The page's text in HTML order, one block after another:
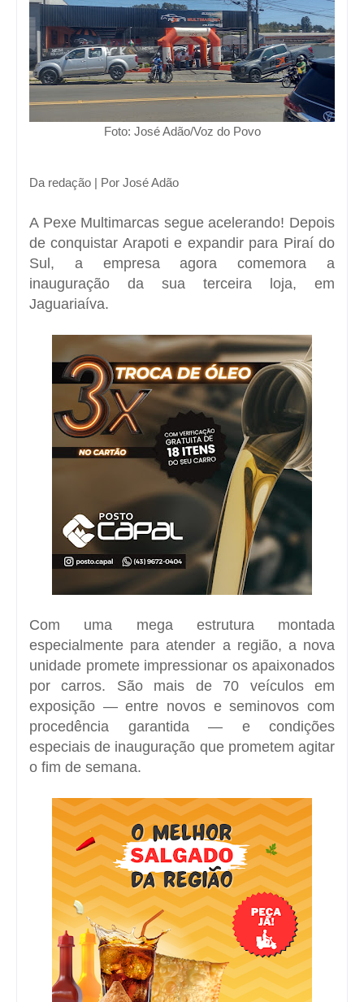
Foto: José Adão/Voz do Povo
Da redação | Por José Adão
A Pexe Multimarcas segue acelerando! Depois
de conquistar Arapoti e expandir para Piraí do
Sul, a empresa agora comemora a
inauguração da sua terceira loja, em
Jaguariaíva.
Com uma mega estrutura montada
especialmente para atender a região, a nova
unidade promete impressionar os apaixonados
por carros. São mais de 70 veículos em
exposição — entre novos e seminovos com
procedência garantida — e condições
especiais de inauguração que prometem agitar
o fim de semana.